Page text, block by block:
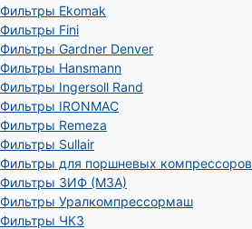
Фильтры Ekomak
Фильтры Fini
Фильтры Gardner Denver
Фильтры Hansmann
Фильтры Ingersoll Rand
Фильтры IRONMAC
Фильтры Remeza
Фильтры Sullair
Фильтры для поршневых компрессоров
Фильтры ЗИФ (МЗА)
Фильтры Уралкомпрессормаш
Фильтры ЧКЗ